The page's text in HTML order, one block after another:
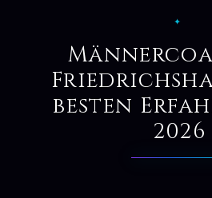
✦
besten
2026